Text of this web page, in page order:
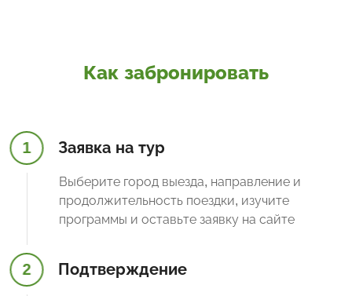
Как забронировать
1 Заявка на тур
Выберите город выезда, направление и
продолжительность поездки, изучите
программы и оставьте заявку на сайте
2 Подтверждение